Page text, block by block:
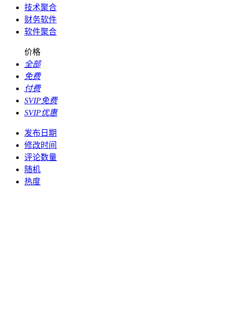
技术聚合
财务软件
软件聚合
价格
全部
免费
付费
SVIP免费
SVIP优惠
发布日期
修改时间
评论数量
随机
热度